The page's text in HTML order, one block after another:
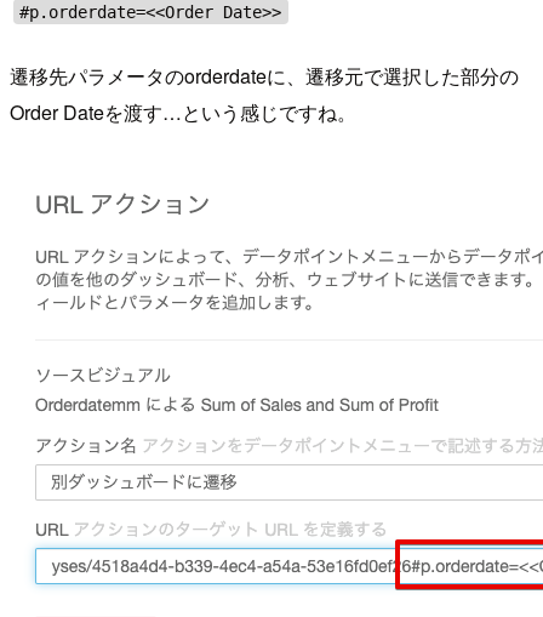
#p.orderdate=<<Order Date>>
遷移先パラメータのorderdateに、遷移元で選択した部分の
Order Dateを渡す…という感じですね。